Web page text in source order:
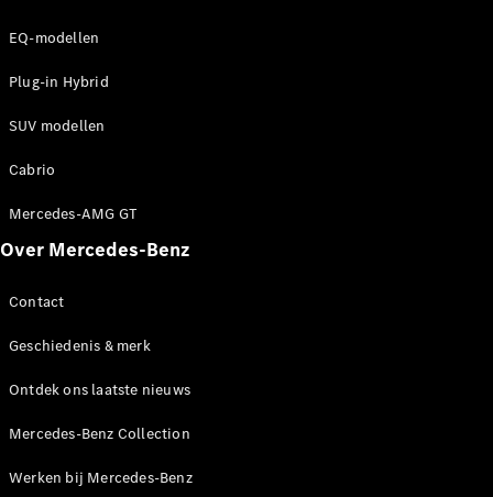
Mercedes-
Werken bij
Support en
contact
EQ-modellen
Plug-in Hybrid
SUV modellen
Cabrio
Mercedes-AMG GT
Over Mercedes-Benz
Contact
Geschiedenis & merk
Ontdek ons laatste nieuws
Mercedes-Benz Collection
Werken bij Mercedes-Benz